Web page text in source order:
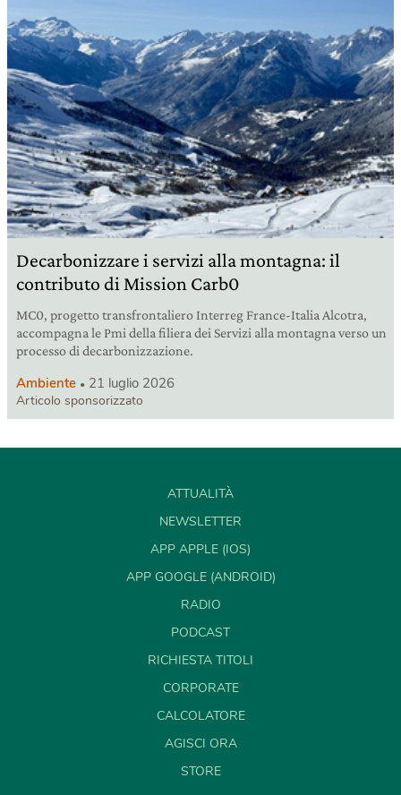
Decarbonizzare i servizi alla montagna: il
contributo di Mission Carb0
MC0, progetto transfrontaliero Interreg France-Italia Alcotra,
accompagna le Pmi della filiera dei Servizi alla montagna verso un
processo di decarbonizzazione.
Ambiente 21 luglio 2026
Articolo sponsorizzato
ATTUALITÀ
NEWSLETTER
APP APPLE (IOS)
APP GOOGLE (ANDROID)
RADIO
PODCAST
RICHIESTA TITOLI
CORPORATE
CALCOLATORE
AGISCI ORA
STORE